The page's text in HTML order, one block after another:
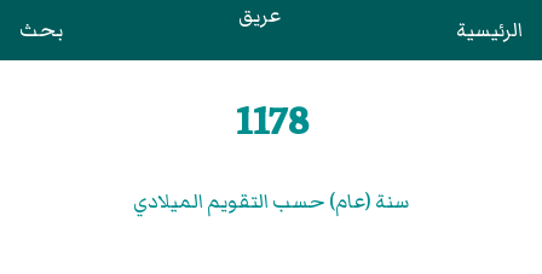
الرئيسية عريق بحث
1178
سنة (عام) حسب التقويم الميلادي